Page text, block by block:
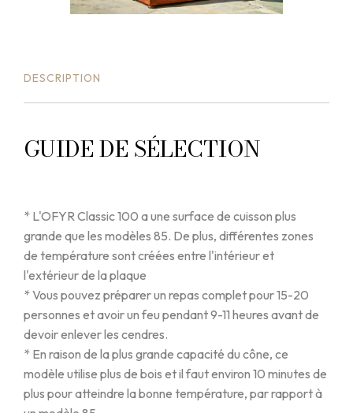
DESCRIPTION
GUIDE DE SÉLECTION
* L'OFYR Classic 100 a une surface de cuisson plus
grande que les modèles 85. De plus, différentes zones
de température sont créées entre l'intérieur et
l'extérieur de la plaque
* Vous pouvez préparer un repas complet pour 15-20
personnes et avoir un feu pendant 9-11 heures avant de
devoir enlever les cendres.
* En raison de la plus grande capacité du cône, ce
modèle utilise plus de bois et il faut environ 10 minutes de
plus pour atteindre la bonne température, par rapport à